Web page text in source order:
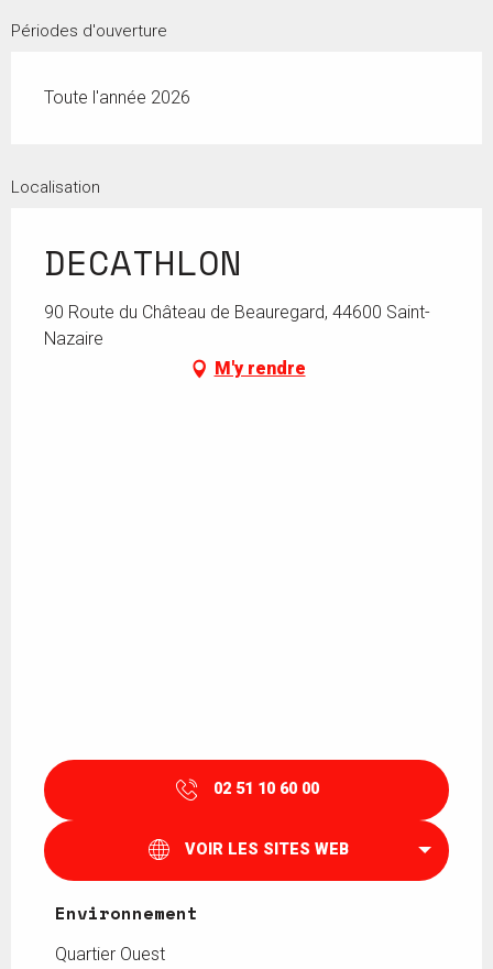
Périodes d'ouverture
Toute l'année 2026
Localisation
DECATHLON
90 Route du Château de Beauregard, 44600 Saint-
Nazaire
M'y rendre
02 51 10 60 00
VOIR LES SITES WEB
Environnement
Environnement
Quartier Ouest